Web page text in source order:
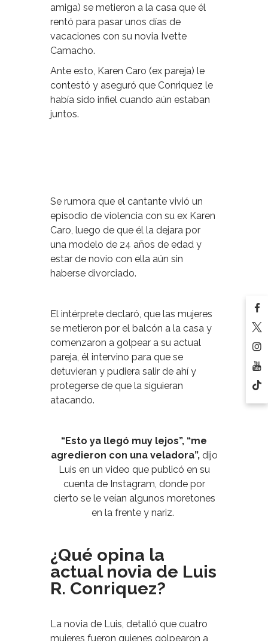
amiga) se metieron a la casa que él
rentó para pasar unos días de
vacaciones con su novia Ivette
Camacho.
Ante esto, Karen Caro (ex pareja) le
contestó y aseguró que Conriquez le
había sido infiel cuando aún estaban
juntos.
Se rumora que el cantante vivió un
episodio de violencia con su ex Karen
Caro, luego de que él la dejara por
una modelo de 24 años de edad y
estar de novio con ella aún sin
haberse divorciado.
El intérprete declaró, que las mujeres
se metieron por el balcón a la casa y
comenzaron a golpear a su actual
pareja, él intervino para que se
detuvieran y pudiera salir de ahí y
protegerse de que la siguieran
atacando.
“Esto ya llegó muy lejos”, “me
agredieron con una veladora”, dijo
Luis en un video que publicó en su
cuenta de Instagram, donde por
cierto se le veían algunos moretones
en la frente y nariz.
¿Qué opina la
actual novia de Luis
R. Conriquez?
La novia de Luis, detalló que cuatro
mujeres fueron quienes golpearon a